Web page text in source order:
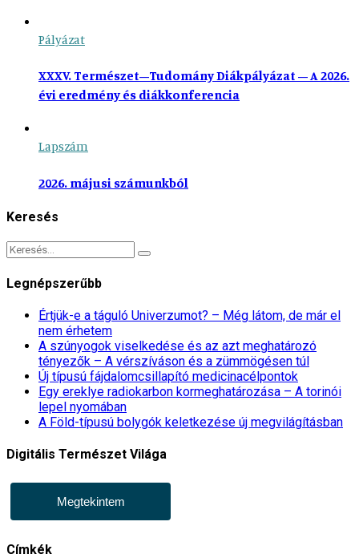
Pályázat
XXXV. Természet–Tudomány Diákpályázat – A 2026.
évi eredmény és diákkonferencia
Lapszám
2026. májusi számunkból
Keresés
Legnépszerűbb
Értjük-e a táguló Univerzumot? – Még látom, de már el
nem érhetem
A szúnyogok viselkedése és az azt meghatározó
tényezők – A vérszíváson és a zümmögésen túl
Új típusú fájdalomcsillapító medicinacélpontok
Egy ereklye radiokarbon kormeghatározása – A torinói
lepel nyomában
A Föld-típusú bolygók keletkezése új megvilágításban
Digitális Természet Világa
Megtekintem
Címkék